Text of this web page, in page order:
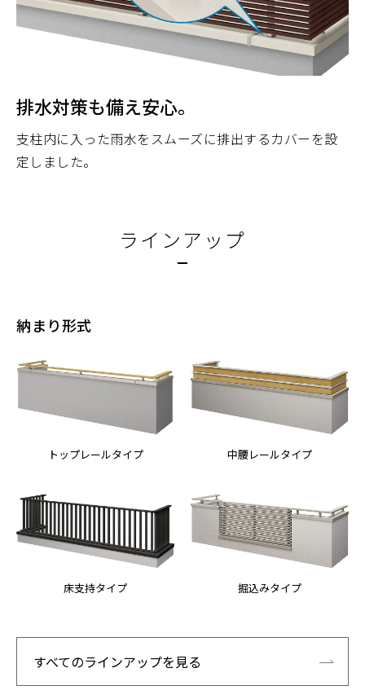
排水対策も備え安心。
支柱内に入った雨水をスムーズに排出するカバーを設
定しました。
ラインアップ
納まり形式
トップレールタイプ 中腰レールタイプ
床支持タイプ 掘込みタイプ
すべてのラインアップを見る